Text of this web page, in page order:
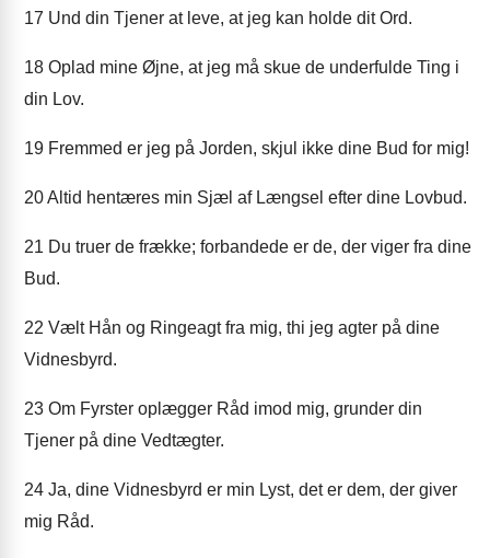
17 Und din Tjener at leve, at jeg kan holde dit Ord.
18 Oplad mine Øjne, at jeg må skue de underfulde Ting i
din Lov.
19 Fremmed er jeg på Jorden, skjul ikke dine Bud for mig!
20Altid hentæres min Sjæl af Længsel efter dine Lovbud.
21 Du truer de frække; forbandede er de, der viger fra dine
Bud.
22 Vælt Hån og Ringeagt fra mig, thi jeg agter på dine
Vidnesbyrd.
23 Om Fyrster oplægger Råd imod mig, grunder din
Tjener på dine Vedtægter.
24 Ja, dine Vidnesbyrd er min Lyst, det er dem, der giver
mig Råd.